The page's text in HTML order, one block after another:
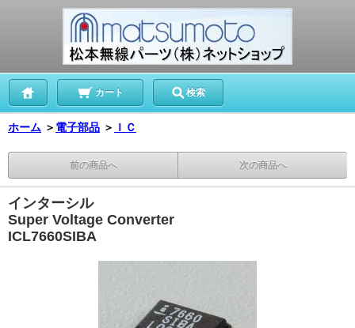
カート 検索
ホーム ＞ 電子部品 ＞ ＩＣ
前の商品へ 次の商品へ
インターシル
Super Voltage Converter
ICL7660SIBA